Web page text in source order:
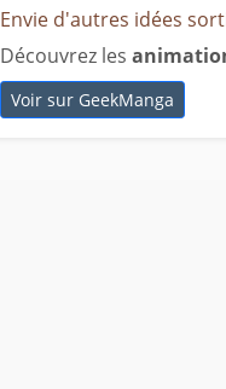
Envie d'autres idées
Découvrez les
Voir sur GeekManga